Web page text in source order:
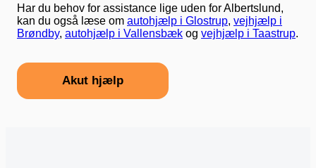
Har du behov for assistance lige uden for Albertslund,
kan du også læse om autohjælp i Glostrup, vejhjælp i
Brøndby, autohjælp i Vallensbæk og vejhjælp i Taastrup.
Akut hjælp